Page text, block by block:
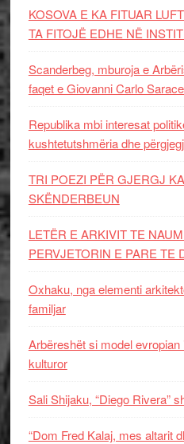
KOSOVA E KA FITUAR
TA FITOJË EDHE NË
Scanderbeg, mburoja e
faqet e Giovanni Carlo
Republika mbi interesat
kushtetutshmëria dhe
TRI POEZI PËR GJERGJ
SKËNDERBEUN
LETËR E ARKIVIT TE
PERVJETORIN E PARE TE
Oxhaku, nga elementi
familjar
Arbëreshët si model
kulturor
Sali Shijaku, “Diego Rivera”
“Dom Fred Kalaj, mes altarit